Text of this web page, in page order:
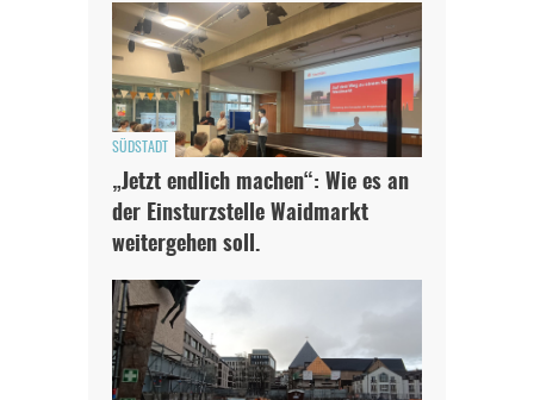
SÜDSTADT
„Jetzt endlich machen“: Wie es an
der Einsturzstelle Waidmarkt
weitergehen soll.